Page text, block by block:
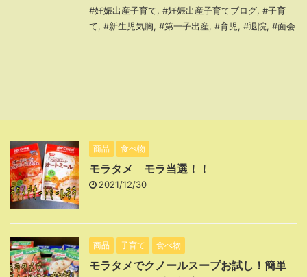
#妊娠出産子育て, #妊娠出産子育てブログ, #子育
て, #新生児気胸, #第一子出産, #育児, #退院, #面会
商品 食べ物
モラタメ モラ当選！！
2021/12/30
商品 子育て 食べ物
モラタメでクノールスープお試し！簡単